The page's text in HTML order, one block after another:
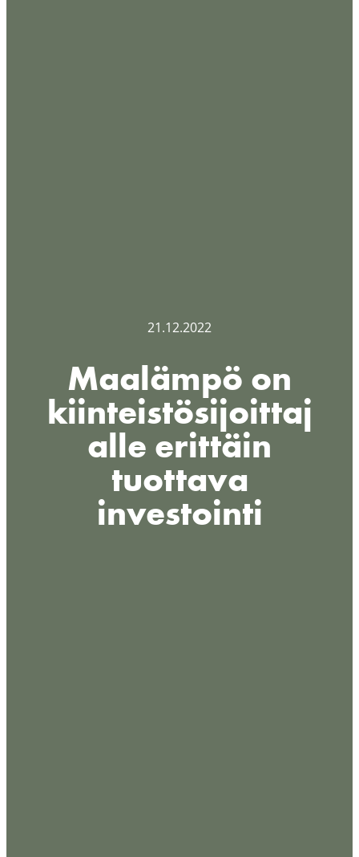
21.12.2022
Maalämpö on
kiinteistösijoittaj
alle erittäin
tuottava
investointi